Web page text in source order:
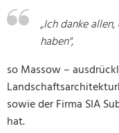
„Ich danke
haben",
so Massow –
sowie der Firma SIA
hat.